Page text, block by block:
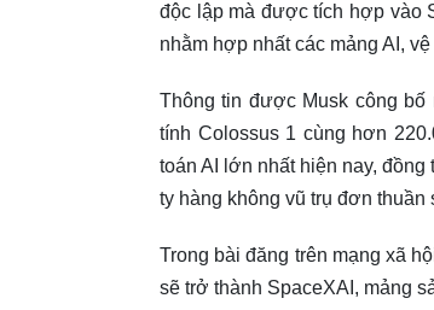
độc lập mà được tích hợp vào
nhằm hợp nhất các mảng AI,
Thông tin được Musk công bố
tính Colossus 1 cùng hơn
toán AI lớn nhất hiện nay,
ty hàng không vũ trụ đơn thuần
Trong bài đăng trên mạng xã
sẽ trở thành SpaceXAI, mảng